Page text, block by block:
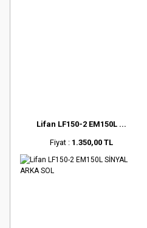
Lifan LF150-2 EM150L ...
Fiyat : 1.350,00 TL